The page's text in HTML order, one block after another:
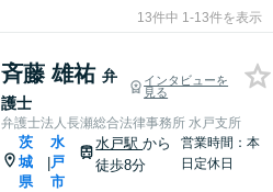
13件中 1-13件を表示
斉藤 雄祐 弁
護士
インタビューを
見る
弁護士法人長瀬総合法律事務所 水戸支所
茨
城
県
|
水
戸
市
水戸駅から
徒歩8分
営業時間：本
日定休日